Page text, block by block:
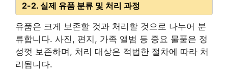
2-2. 실제 유품 분류 및 처리 과정
유품은 크게 보존할 것과 처리할 것으로 나누어 분
류합니다. 사진, 편지, 가족 앨범 등 중요 물품은 정
성껏 보존하며, 처리 대상은 적법한 절차에 따라 처
리됩니다.